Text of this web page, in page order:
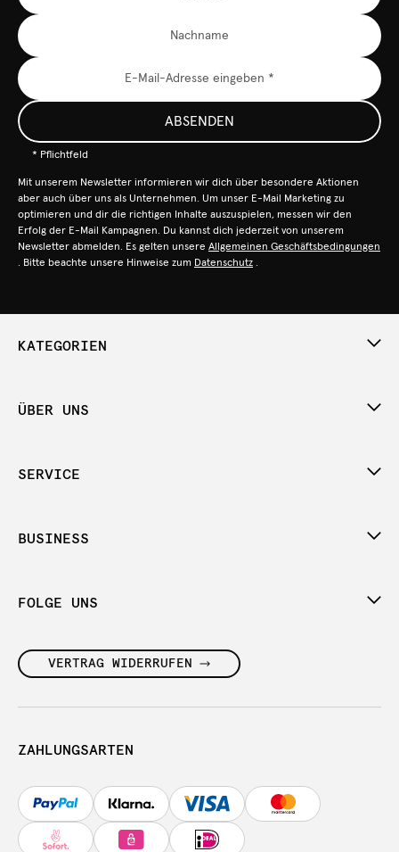
ABSENDEN
* Pflichtfeld
Mit unserem Newsletter informieren wir dich über besondere Aktionen
aber auch über uns als Unternehmen. Um unser E-Mail Marketing zu
optimieren und dir die richtigen Inhalte auszuspielen, messen wir den
Erfolg der E-Mail Kampagnen. Du kannst dich jederzeit von unserem
Newsletter abmelden. Es gelten unsere Allgemeinen Geschäftsbedingungen
. Bitte beachte unsere Hinweise zum Datenschutz .
KATEGORIEN
ÜBER UNS
SERVICE
BUSINESS
FOLGE UNS
VERTRAG WIDERRUFEN
ZAHLUNGSARTEN